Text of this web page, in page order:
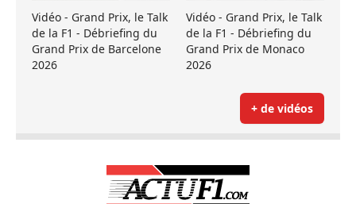
Vidéo - Grand Prix, le Talk
de la F1 - Débriefing du
Grand Prix de Barcelone
2026
Vidéo - Grand Prix, le Talk
de la F1 - Débriefing du
Grand Prix de Monaco
2026
+ de vidéos